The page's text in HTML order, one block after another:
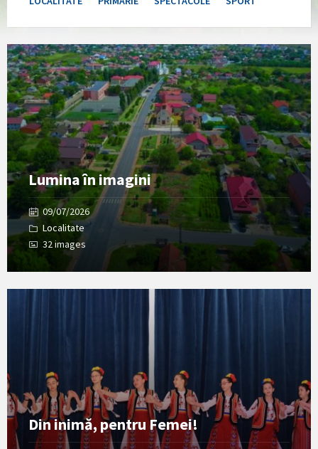
Lumina în imagini
09/07/2026
Localitate
32 images
Open
Gallery
Din inimă, pentru Femei!